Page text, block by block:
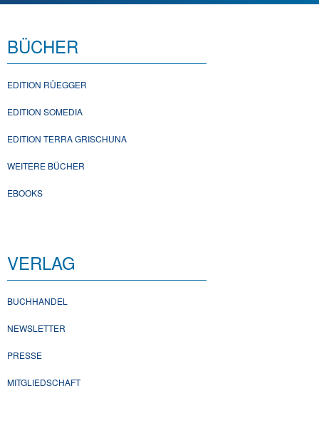
BÜCHER
EDITION RÜEGGER
EDITION SOMEDIA
EDITION TERRA GRISCHUNA
WEITERE BÜCHER
EBOOKS
VERLAG
BUCHHANDEL
NEWSLETTER
PRESSE
MITGLIEDSCHAFT